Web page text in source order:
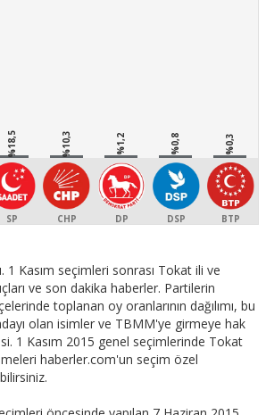
%18,5
SP
%10,3
CHP
%1,2
DP
%0,8
DSP
%0,3
BTP
1 Kasım seçimleri sonrası Tokat ili ve
ve son dakika haberler. Partilerin
toplanan oy oranlarının dağılımı, bu
olan isimler ve TBMM'ye girmeye hak
1 Kasım 2015 genel seçimlerinde Tokat
haberler.com'un seçim özel